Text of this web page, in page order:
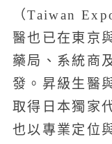
（Taiwan
醫也已在東京
藥局、系統商
發。昇級生醫
取得日本獨家
也以專業定位